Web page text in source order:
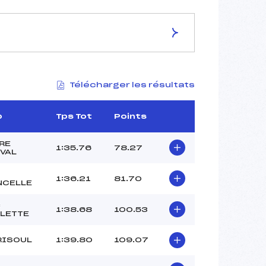
LES TAILLAS 1
1533
3305/01/16
11:25
BOUGEOT (AP)
Télécharger les résultats
Tps Tot Points
1:35.76 78.27
1:36.21 81.70
1:38.68 100.53
1:39.80 109.07